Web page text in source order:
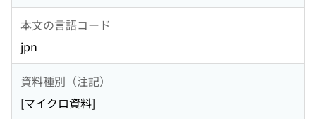
本文の言語コード
jpn
資料種別（注記）
[マイクロ資料]